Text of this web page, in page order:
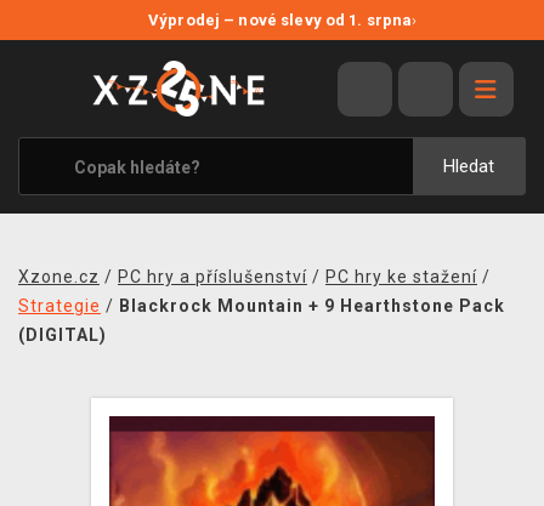
Výprodej – nové slevy od 1. srpna›
Hledat
VÝPRODEJ
VIDEOHRY
XZONE ORIGINALS
TÉMATIKY
MERCHANDISE
Xzone.cz / PC hry a příslušenství / PC hry ke stažení /
Strategie / Blackrock Mountain + 9 Hearthstone Pack
(DIGITAL)